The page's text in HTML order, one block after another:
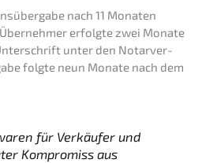
nach 11 Monaten
erfolg­te zwei Monate
unter den Notar­ver­
folgte neun Monate nach dem
für Verkäu­fer und
Kompro­miss aus